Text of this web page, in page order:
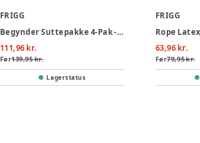
FRIGG
Begynder Suttepakke 4-Pak - Blush
111,96 kr.
Før139,95 kr.
Lagerstatus
FRIGG
63,96 kr.
Før79,95 kr.